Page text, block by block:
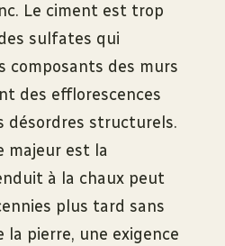
Le ciment est trop
sulfates qui
composants des murs
des efflorescences
désordres structurels.
majeur est la
à la chaux peut
plus tard sans
la pierre, une exigence